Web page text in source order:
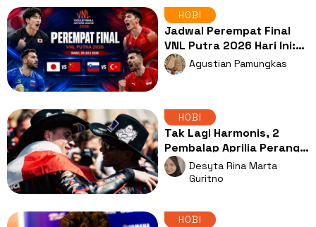
HOBI
Jadwal Perempat Final
VNL Putra 2026 Hari Ini:
Jepang Hadapi China,
Slovenia Ditantang Turki!
Agustian Pamungkas
HOBI
Tak Lagi Harmonis, 2
Pembalap Aprilia Perang
Dingin Sejak GP Hungaria
Desyta Rina Marta
Guritno
HOBI